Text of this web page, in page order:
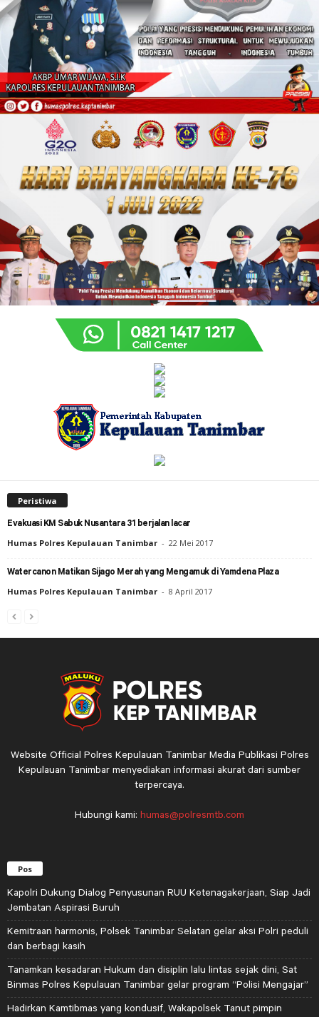
Peristiwa
Evakuasi KM Sabuk Nusantara 31 berjalan lacar
Humas Polres Kepulauan Tanimbar - 22 Mei 2017
Watercanon Matikan Sijago Merah yang Mengamuk di Yamdena Plaza
Humas Polres Kepulauan Tanimbar - 8 April 2017
Website Official Polres Kepulauan Tanimbar Media Publikasi Polres
Kepulauan Tanimbar menyediakan informasi akurat dari sumber
terpercaya.
Hubungi kami: humas@polresmtb.com
Pos
Kapolri Dukung Dialog Penyusunan RUU Ketenagakerjaan, Siap Jadi
Jembatan Aspirasi Buruh
Kemitraan harmonis, Polsek Tanimbar Selatan gelar aksi Polri peduli
dan berbagi kasih
Tanamkan kesadaran Hukum dan disiplin lalu lintas sejak dini, Sat
Binmas Polres Kepulauan Tanimbar gelar program “Polisi Mengajar”
Hadirkan Kamtibmas yang kondusif, Wakapolsek Tanut pimpin